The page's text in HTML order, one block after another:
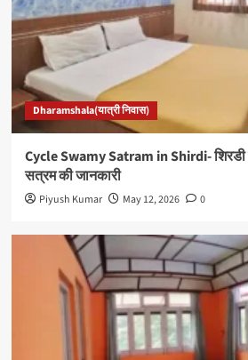
Dharamshala(यात्री निवास)
Cycle Swamy Satram in Shirdi- शिरडी
सत्रम की जानकारी
Piyush Kumar May 12, 2026 0